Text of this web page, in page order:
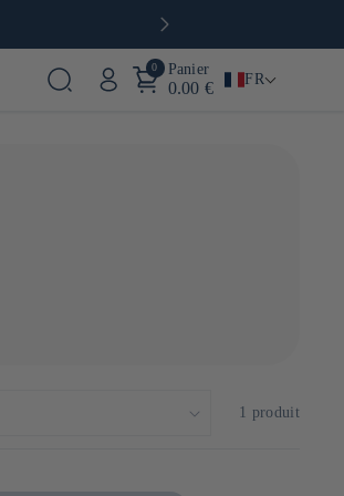
0 Panier
0.00 € FR
1 produit